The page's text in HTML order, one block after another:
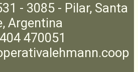
- 3085 - Pilar, Santa
Argentina
470051